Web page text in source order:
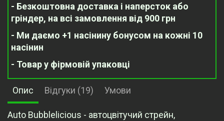
- Безкоштовна доставка і наперсток або
гріндер, на всі замовлення від 900 грн
- Ми даємо +1 насінину бонусом на кожні 10
насінин
- Товар у фірмовій упаковці
Опис Відгуки (19) Умови
Auto Bubblelicious - автоцвітучий стрейн,